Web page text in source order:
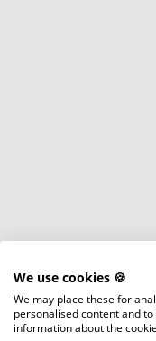
We use cookies 🍪
We may place these for
personalised content and
information about the